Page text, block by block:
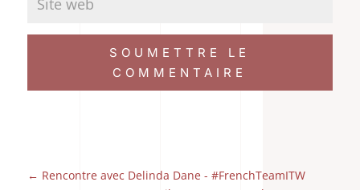
SOUMETTRE LE
COMMENTAIRE
← Rencontre avec Delinda Dane - #FrenchTeamITW